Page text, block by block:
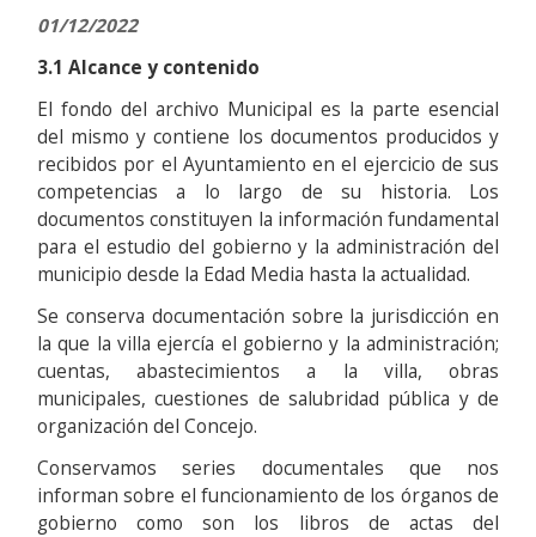
01/12/2022
3.1 Alcance y contenido
El fondo del archivo Municipal es la parte esencial
del mismo y contiene los documentos producidos y
recibidos por el Ayuntamiento en el ejercicio de sus
competencias a lo largo de su historia. Los
documentos constituyen la información fundamental
para el estudio del gobierno y la administración del
municipio desde la Edad Media hasta la actualidad.
Se conserva documentación sobre la jurisdicción en
la que la villa ejercía el gobierno y la administración;
cuentas, abastecimientos a la villa, obras
municipales, cuestiones de salubridad pública y de
organización del Concejo.
Conservamos series documentales que nos
informan sobre el funcionamiento de los órganos de
gobierno como son los libros de actas del